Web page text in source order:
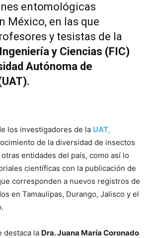
entomológicas
México, en las que
y tesistas de la
y Ciencias (FIC)
Autónoma de
los investigadores de la UAT,
de la diversidad de insectos
entidades del país, como así lo
científicas con la publicación de
corresponden a nuevos registros de
en Tamaulipas, Durango, Jalisco y el
destaca la Dra. Juana María Coronado